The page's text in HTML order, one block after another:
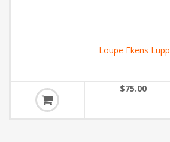
Loupe Ekens Lupp
$75.00